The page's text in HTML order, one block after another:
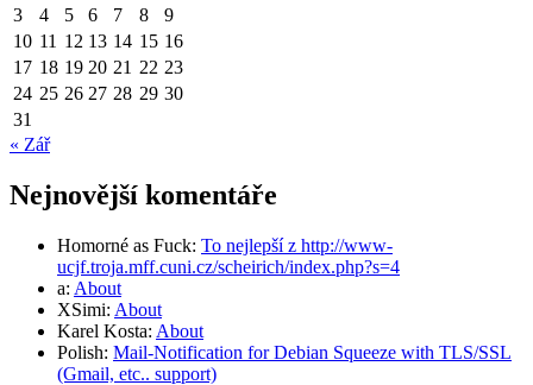
3
4 5 6 7 8
9
10 11 12 13 14 15 16
17 18 19 20 21 22 23
24 25 26 27 28 29 30
31
« Zář
Nejnovější komentáře
Homorné as Fuck: To nejlepší z http://www-
ucjf.troja.mff.cuni.cz/scheirich/index.php?s=4
a: About
XSimi: About
Karel Kosta: About
Polish: Mail-Notification for Debian Squeeze with TLS/SSL
(Gmail, etc.. support)